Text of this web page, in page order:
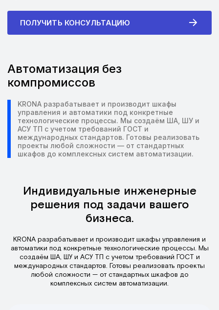
ПОЛУЧИТЬ КОНСУЛЬТАЦИЮ
Автоматизация без
компромиссов
KRONA разрабатывает и производит шкафы
управления и автоматики под конкретные
технологические процессы. Мы создаём ША, ШУ и
АСУ ТП с учетом требований ГОСТ и
международных стандартов. Готовы реализовать
проекты любой сложности — от стандартных
шкафов до комплексных систем автоматизации.
Индивидуальные инженерные
решения под задачи вашего
бизнеса.
KRONA разрабатывает и производит шкафы управления и
автоматики под конкретные технологические процессы. Мы
создаём ША, ШУ и АСУ ТП с учетом требований ГОСТ и
международных стандартов. Готовы реализовать проекты
любой сложности — от стандартных шкафов до
комплексных систем автоматизации.